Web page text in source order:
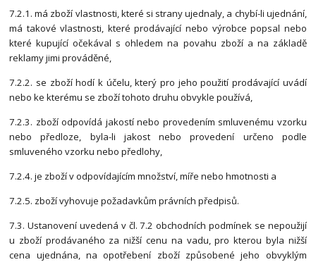
7.2.1. má zboží vlastnosti, které si strany ujednaly, a chybí-li ujednání,
má takové vlastnosti, které prodávající nebo výrobce popsal nebo
které kupující očekával s ohledem na povahu zboží a na základě
reklamy jimi prováděné,
7.2.2. se zboží hodí k účelu, který pro jeho použití prodávající uvádí
nebo ke kterému se zboží tohoto druhu obvykle používá,
7.2.3. zboží odpovídá jakostí nebo provedením smluvenému vzorku
nebo předloze, byla-li jakost nebo provedení určeno podle
smluveného vzorku nebo předlohy,
7.2.4. je zboží v odpovídajícím množství, míře nebo hmotnosti a
7.2.5. zboží vyhovuje požadavkům právních předpisů.
7.3. Ustanovení uvedená v čl. 7.2 obchodních podmínek se nepoužijí
u zboží prodávaného za nižší cenu na vadu, pro kterou byla nižší
cena ujednána, na opotřebení zboží způsobené jeho obvyklým